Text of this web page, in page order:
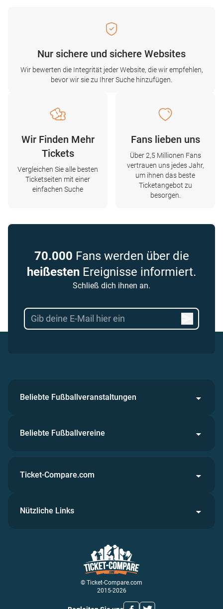
Nur sichere und sichere Websites
Wir bewerten die Integrität jeder Website, die wir empfehlen,
bevor wir sie zu Ihrer Suche hinzufügen.
Wir Finden Mehr
Tickets
Vergleichen Sie alle besten
Ticketseiten mit einer
einfachen Suche
Fans lieben uns
Über 2,5 Millionen Fans
vertrauen uns jedes Jahr,
um ihnen das beste
Ticketangebot zu
besorgen.
70.000 Fans werden über die
heißesten Ereignisse informiert.
Schließ dich ihnen an.
Beliebte Fußballveranstaltungen
Beliebte Fußballvereine
© Ticket-Compare.com
2015-2026
Ticket-Compare.com
Nützliche Links